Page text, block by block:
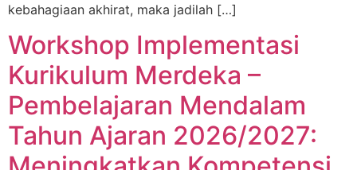
kebahagiaan akhirat, maka jadilah […]
Workshop Implementasi
Kurikulum Merdeka –
Pembelajaran Mendalam
Tahun Ajaran 2026/2027: